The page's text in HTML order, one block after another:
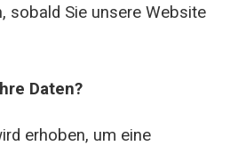
sobald Sie unsere Website
Daten?
erhoben, um eine